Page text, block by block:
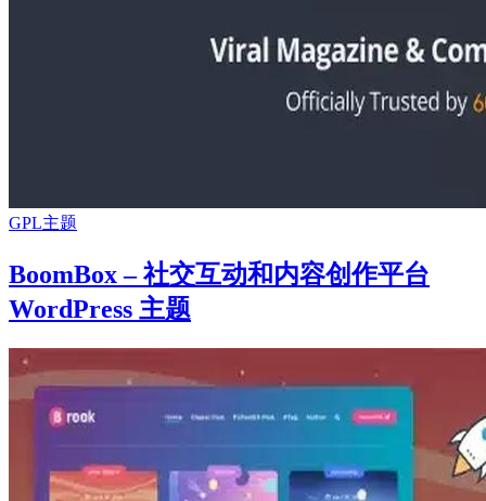
GPL主题
BoomBox – 社交互动和内容创作平台
WordPress 主题